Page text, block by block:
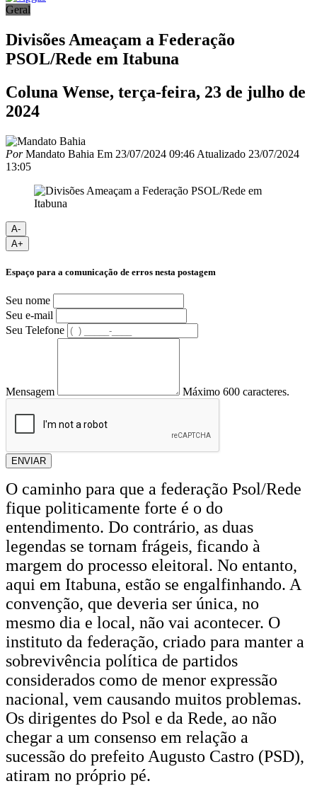
Geral
Divisões Ameaçam a Federação
PSOL/Rede em Itabuna
Coluna Wense, terça-feira, 23 de julho de
2024
PorMandato Bahia Em 23/07/2024 09:46 Atualizado 23/07/2024
13:05
A-
A+
Espaço para a comunicação de erros nesta postagem
Seu nome
Seu e-mail
Seu Telefone
Mensagem Máximo 600 caracteres.
ENVIAR
O caminho para que a federação Psol/Rede
fique politicamente forte é o do
entendimento. Do contrário, as duas
legendas se tornam frágeis, ficando à
margem do processo eleitoral. No entanto,
aqui em Itabuna, estão se engalfinhando. A
convenção, que deveria ser única, no
mesmo dia e local, não vai acontecer. O
instituto da federação, criado para manter a
sobrevivência política de partidos
considerados como de menor expressão
nacional, vem causando muitos problemas.
Os dirigentes do Psol e da Rede, ao não
chegar a um consenso em relação a
sucessão do prefeito Augusto Castro (PSD),
atiram no próprio pé.